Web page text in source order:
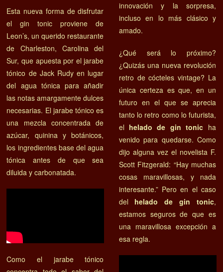
Esta nueva forma de disfrutar
el gin tonic proviene de
Leon’s, un querido restaurante
de Charleston, Carolina del
Sur, que apuesta por el jarabe
tónico de Jack Rudy en lugar
del agua tónica para añadir
las notas amargamente dulces
necesarias. El jarabe tónico es
una mezcla concentrada de
azúcar, quinina y botánicos,
los ingredientes base del agua
tónica antes de que sea
diluida y carbonatada.
Como el jarabe tónico
innovación y la sorpresa,
incluso en lo más clásico y
amado.
¿Qué será lo próximo?
¿Quizás una nueva revolución
retro de cócteles vintage? La
única certeza es que, en un
futuro en el que se aprecia
tanto lo retro como lo futurista,
el helado de gin tonicha
venido para quedarse. Como
dijo alguna vez el novelista F.
Scott Fitzgerald: “Hay muchas
cosas maravillosas, y nada
interesante.” Pero en el caso
del helado de gin tonic,
estamos seguros de que es
una maravillosa excepción a
esa regla.